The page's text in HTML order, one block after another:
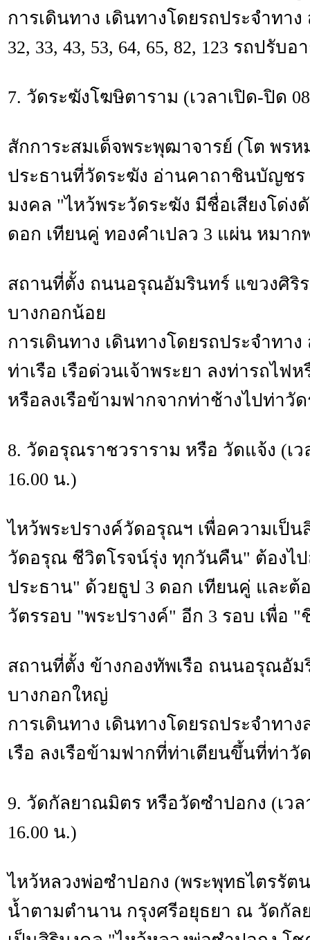
การเดินทาง เดินทางโดยรถประจำทาง
32, 33, 43, 53, 64, 65, 82, 123 รถปรับ
7. วัดระฆังโฆษิตาราม (เวลาเปิด-ปิด
สักการะสมเด็จพระพุฒาจารย์ (โต พรห
ประธานที่วัดระฆัง อ่านคาถาชินบัญชร
มงคล "ไหว้พระวัดระฆัง มีชื่อเสียงโด่ง
ดอก เทียนคู่ ทองคำเปลว 3 แผ่น หมาก
สถานที่ตั้ง ถนนอรุณอัมรินทร์ แขวงศิริ
บางกอกน้อย
การเดินทาง เดินทางโดยรถประจำทาง
ท่าเรือ เรือด่วนเจ้าพระยา ลงท่ารถไฟ
หรือลงเรือข้ามฟากจากท่าช้างไปท่าวั
8. วัดอรุณราชวราราม หรือ วัดแจ้ง (เว
16.00 น.)
ไหว้พระปรางค์วัดอรุณฯ เพื่อความเป็น
วัดอรุณ ชีวิตโรจน์รุ่ง ทุกวันคืน" ต้องไ
ประธาน" ด้วยธูป 3 ดอก เทียนคู่ และต้
วัตรรอบ "พระปรางค์" อีก 3 รอบ เพื่อ "
สถานที่ตั้ง ข้างกองทัพเรือ ถนนอรุณอัม
บางกอกใหญ่
การเดินทาง เดินทางโดยรถประจำทาง
เรือ ลงเรือข้ามฟากที่ท่าเตียนขึ้นที่ท่า
9. วัดกัลยาณมิตร หรือวัดซำปอกง (เวล
16.00 น.)
ไหว้หลวงพ่อซำปอกง (พระพุทธไตรรัต
น้ำตามตำนาน กรุงศรีอยุธยา ณ วัดกัล